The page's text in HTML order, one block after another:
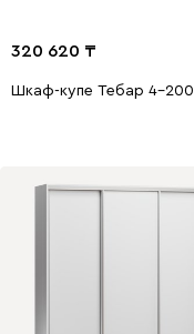
320 620
Шкаф-купе Тебар 4-